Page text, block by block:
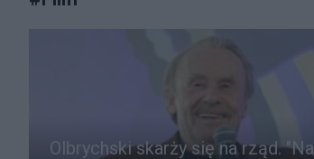
Olbrychski skarży się na rząd.